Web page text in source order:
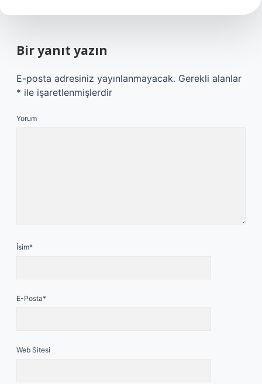
Bir yanıt yazın
E-posta adresiniz yayınlanmayacak. Gerekli alanlar
* ile işaretlenmişlerdir
Yorum
İsim*
E-Posta*
Web Sitesi